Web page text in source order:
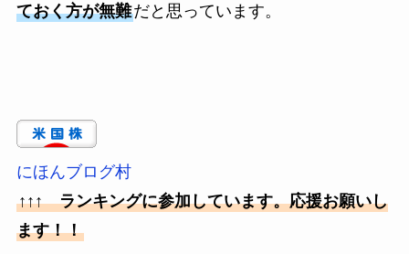
ておく方が無難だと思っています。
にほんブログ村
↑↑↑ ランキングに参加しています。応援お願いし
ます！！